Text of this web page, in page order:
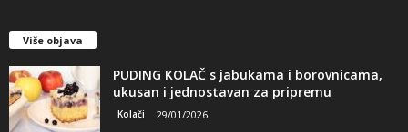
Više objava
PUDING KOLAČ s jabukama i borovnicama,
ukusan i jednostavan za pripremu
Kolači 29/01/2026